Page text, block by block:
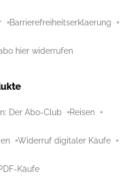
Barrierefreiheitserklaerung
hier widerrufen
Der Abo-Club Reisen
Widerruf digitaler Käufe
Käufe